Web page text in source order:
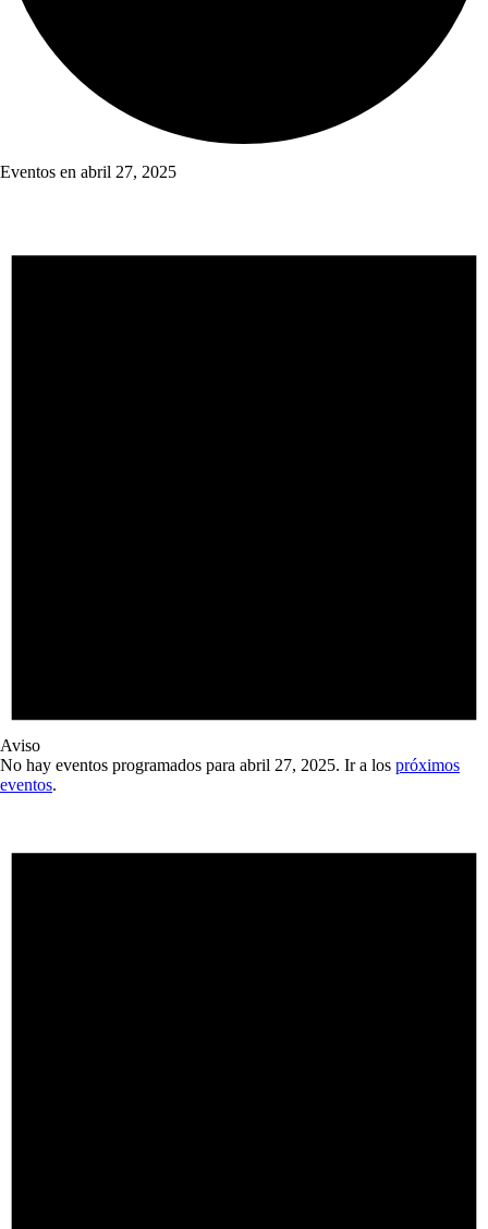
Eventos en abril 27, 2025
Aviso
No hay eventos programados para abril 27, 2025. Ir a los próximos
eventos.